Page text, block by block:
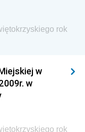
Górniczego
Transportu
i Rozwoju
Archiwów
Inwestycji i
rok
w
w
rok